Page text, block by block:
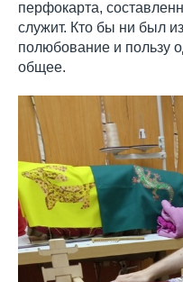
перфокарта,
служит. Кто бы ни был
полюбование и пользу
общее.